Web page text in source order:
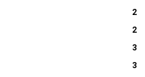
2
2
3
3